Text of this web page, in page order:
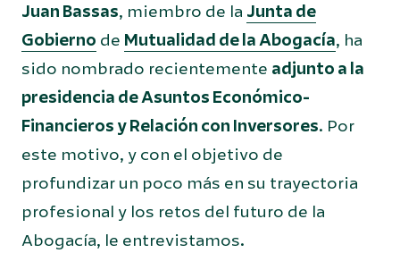
Juan Bassas, miembro de la Junta de
Gobierno de Mutualidad de la Abogacía, ha
sido nombrado recientemente adjunto a la
presidencia de Asuntos Económico-
Financieros y Relación con Inversores. Por
este motivo, y con el objetivo de
profundizar un poco más en su trayectoria
profesional y los retos del futuro de la
Abogacía, le entrevistamos.